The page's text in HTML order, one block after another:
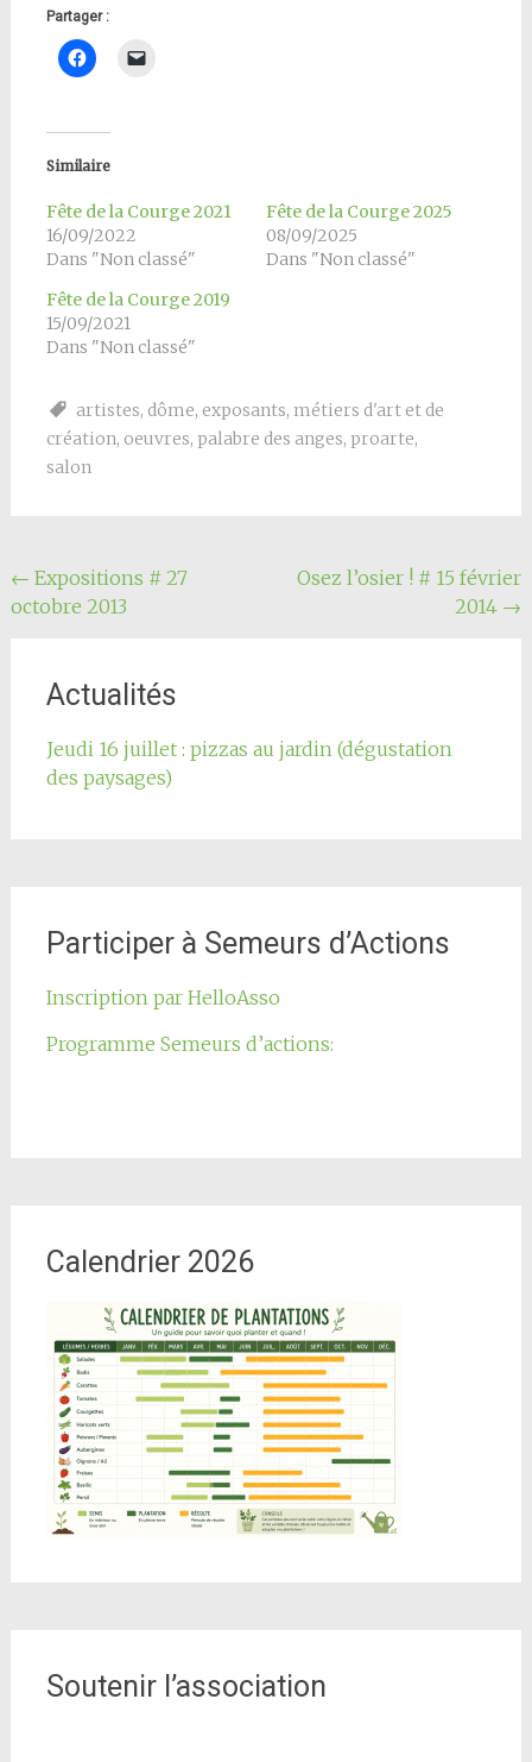
Partager :
Similaire
Fête de la Courge 2021
16/09/2022
Dans "Non classé"
Fête de la Courge 2025
08/09/2025
Dans "Non classé"
Fête de la Courge 2019
15/09/2021
Dans "Non classé"
artistes, dôme, exposants, métiers d'art et de
création, oeuvres, palabre des anges, proarte,
salon
Navigation
de
← Expositions # 27
octobre 2013
Osez l’osier ! # 15 février
2014 →
Actualités
Jeudi 16 juillet : pizzas au jardin (dégustation
des paysages)
Participer à Semeurs d’Actions
Inscription par HelloAsso
Programme Semeurs d’actions:
Calendrier 2026
Soutenir l’association